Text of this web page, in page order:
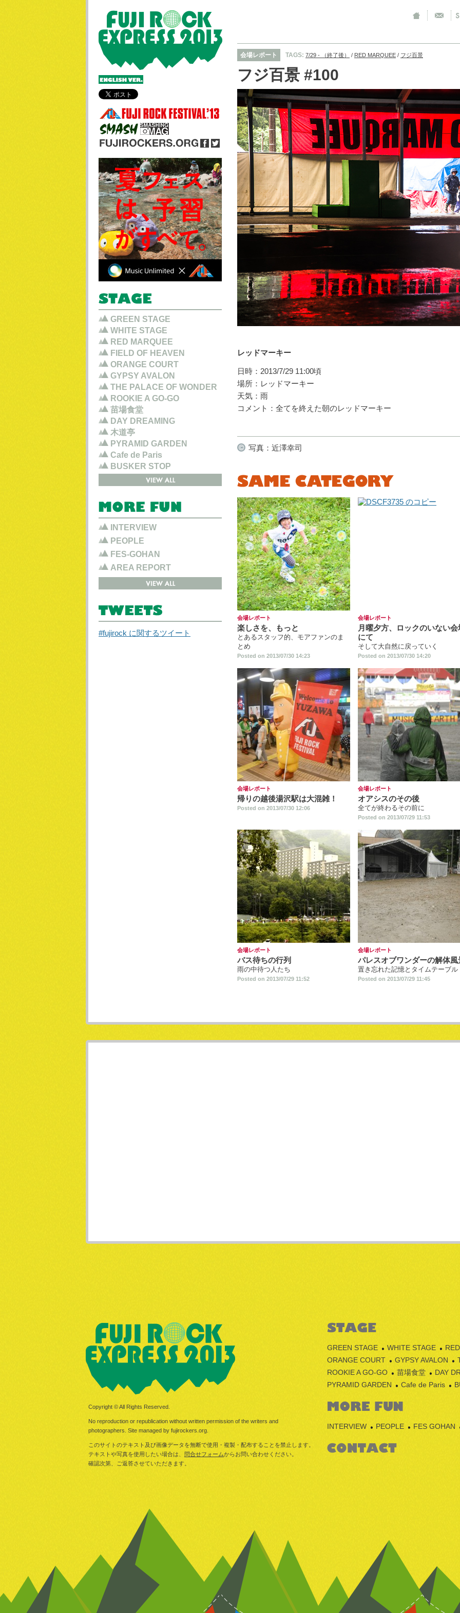
会場レポート TAGS: 7/29 - （終了後） / RED MARQUEE / フジ百景
フジ百景 #100
レッドマーキー
日時：2013/7/29 11:00頃
場所：レッドマーキー
天気：雨
コメント：全てを終えた朝のレッドマーキー
写真：近澤幸司
会場レポート
楽しさを、もっと
とあるスタッフ的、モアファンのま
とめ
Posted on 2013/07/30 14:23
会場レポート
月曜夕方、ロックのいない会
にて
そして大自然に戻っていく
Posted on 2013/07/30 14:20
会場レポート
帰りの越後湯沢駅は大混雑！
Posted on 2013/07/30 12:06
会場レポート
オアシスのその後
全てが終わるその前に
Posted on 2013/07/29 11:53
会場レポート
バス待ちの行列
雨の中待つ人たち
Posted on 2013/07/29 11:52
会場レポート
パレスオブワンダーの解体風
置き忘れた記憶とタイムテーブル
Posted on 2013/07/29 11:45
GREEN STAGE
WHITE STAGE
RED MARQUEE
FIELD OF HEAVEN
ORANGE COURT
GYPSY AVALON
THE PALACE OF WONDER
ROOKIE A GO-GO
苗場食堂
DAY DREAMING
木道亭
PYRAMID GARDEN
Cafe de Paris
BUSKER STOP
INTERVIEW
PEOPLE
FES-GOHAN
AREA REPORT
#fujirock に関するツイート
Copyright © All Rights Reserved.
No reproduction or republication without written permission of the writers and
photographers. Site managed by fujirockers.org.
このサイトのテキスト及び画像データを無断で使用・複製・配布することを禁止します。
テキストや写真を使用したい場合は、 問合せフォームからお問い合わせください。
確認次第、ご返答させていただきます。
GREEN STAGE WHITE STAGE
ORANGE COURT
GYPSY AVALON
ROOKIE A GO-GO
苗場食堂
DAY
PYRAMID GARDEN
Cafe de Paris
INTERVIEW PEOPLE FES GOHAN